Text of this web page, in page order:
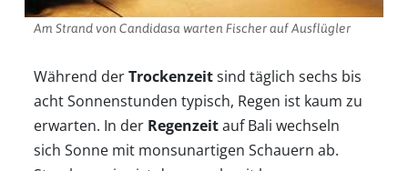
Am Strand von Candidasa warten Fischer auf Ausflügler
Während derTrockenzeitsind täglich sechs bis
acht Sonnenstunden typisch, Regen ist kaum zu
erwarten. In der Regenzeitauf Bali wechseln
sich Sonne mit monsunartigen Schauern ab.